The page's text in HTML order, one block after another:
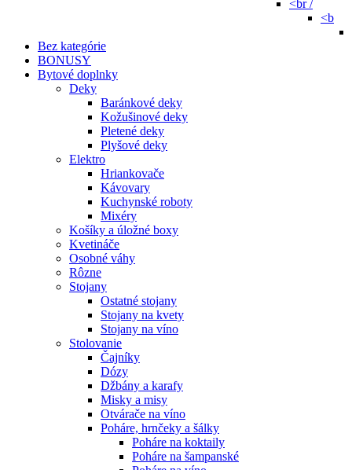
<br /
<b
Bez kategórie
BONUSY
Bytové doplnky
Deky
Baránkové deky
Kožušinové deky
Pletené deky
Plyšové deky
Elektro
Hriankovače
Kávovary
Kuchynské roboty
Mixéry
Košíky a úložné boxy
Kvetináče
Osobné váhy
Rôzne
Stojany
Ostatné stojany
Stojany na kvety
Stojany na víno
Stolovanie
Čajníky
Dózy
Džbány a karafy
Misky a misy
Otvárače na víno
Poháre, hrnčeky a šálky
Poháre na koktaily
Poháre na šampanské